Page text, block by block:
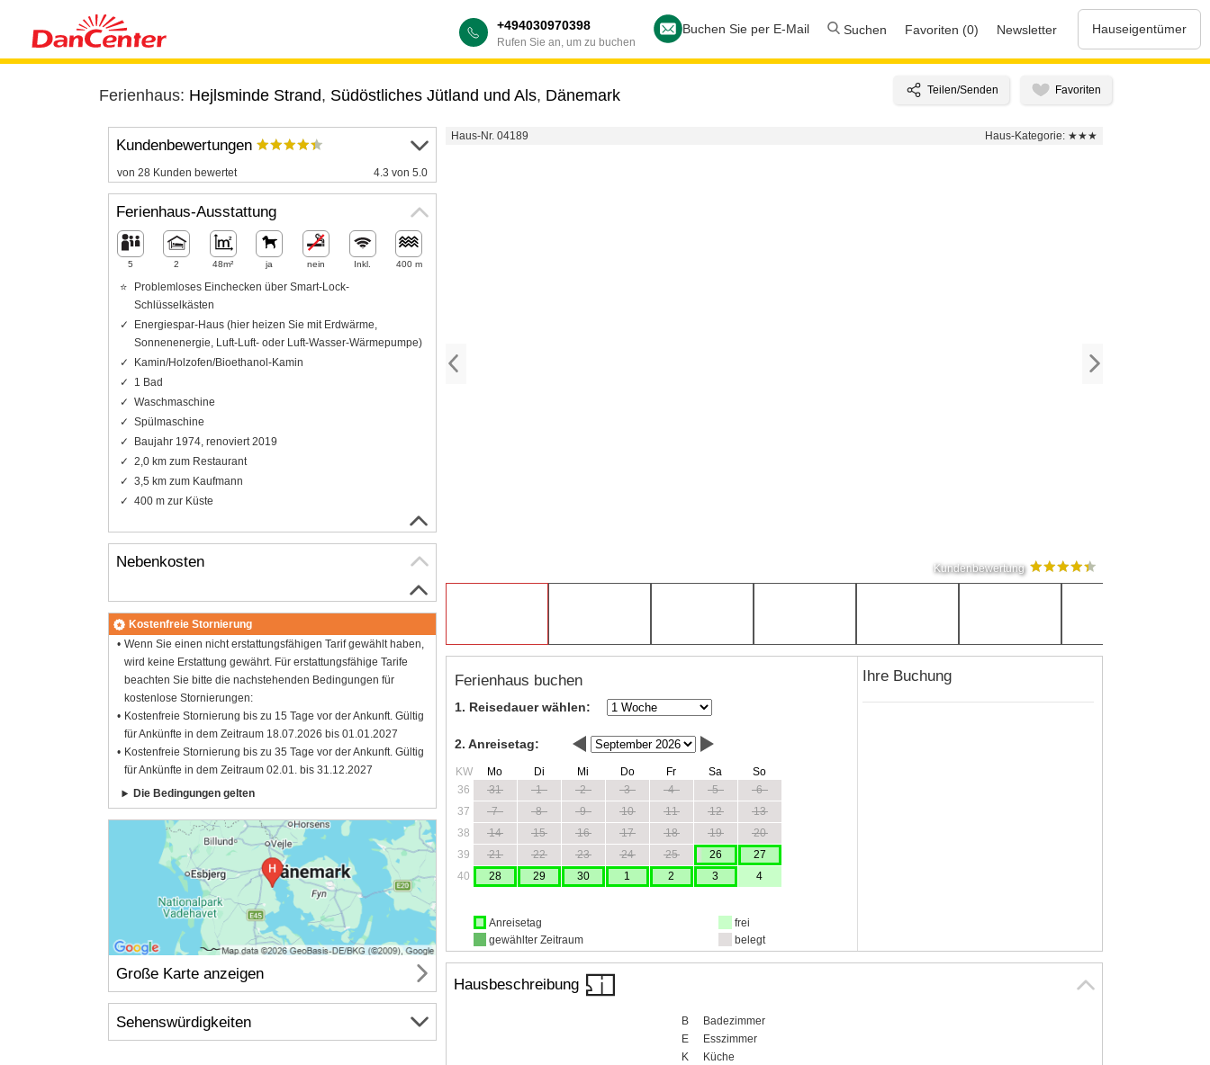
+494030970398
Rufen Sie an, um zu buchen
Buchen Sie per E-Mail Suchen Favoriten (0) Newsletter Hauseigentümer
Ferienhaus: Hejlsminde Strand, Südöstliches Jütland und Als, Dänemark
Haus-Nr. 04189 Haus-Kategorie: ★★★
Kundenbewertung
Ferienhaus buchen
1. Reisedauer wählen:
2. Anreisetag:
KW Mo Di Mi Do Fr Sa
So
36
31 1 2 3 4 5
6
37
7 8 9 10 11 12
13
38
14 15 16 17 18 19
20
39
21 22 23 24 25 26
27
40
28 29 30 1 2 3 4
Anreisetag
gewählter Zeitraum
frei
belegt
Ihre Buchung
Hausbeschreibung
B
Badezimmer
E
Esszimmer
K
Küche
Kundenbewertungen
von 28 Kunden bewertet 4.3 von 5.0
Ferienhaus-Ausstattung
5 2 48m² ja nein Inkl. 400 m
Problemloses Einchecken über Smart-Lock-
Schlüsselkästen
Energiespar-Haus (hier heizen Sie mit Erdwärme,
Sonnenenergie, Luft-Luft- oder Luft-Wasser-Wärmepumpe)
Kamin/Holzofen/Bioethanol-Kamin
1 Bad
Waschmaschine
Spülmaschine
Baujahr 1974, renoviert 2019
2,0 km zum Restaurant
3,5 km zum Kaufmann
400 m zur Küste
Nebenkosten
Kostenfreie Stornierung
Wenn Sie einen nicht erstattungsfähigen Tarif gewählt haben,
wird keine Erstattung gewährt. Für erstattungsfähige Tarife
beachten Sie bitte die nachstehenden Bedingungen für
kostenlose Stornierungen:
Kostenfreie Stornierung bis zu 15 Tage vor der Ankunft. Gültig
für Ankünfte in dem Zeitraum 18.07.2026 bis 01.01.2027
Kostenfreie Stornierung bis zu 35 Tage vor der Ankunft. Gültig
für Ankünfte in dem Zeitraum 02.01. bis 31.12.2027
Die Bedingungen gelten
Große Karte anzeigen
Sehenswürdigkeiten